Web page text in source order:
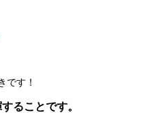
です！
ることです。